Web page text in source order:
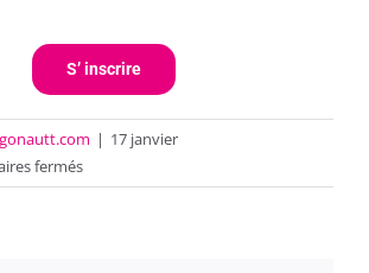
S’ inscrire
| 17 janvier
ferméssur
but1